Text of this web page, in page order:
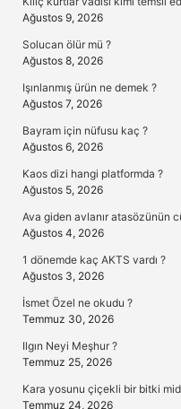
Ağustos 9, 2026
Solucan ölür mü ?
Ağustos 8, 2026
Işınlanmış ürün ne demek ?
Ağustos 7, 2026
Bayram için nüfusu kaç ?
Ağustos 6, 2026
Kaos dizi hangi platformda ?
Ağustos 5, 2026
Ava giden avlanır atasözünün
Ağustos 4, 2026
1 dönemde kaç AKTS vardı ?
Ağustos 3, 2026
İsmet Özel ne okudu ?
Temmuz 30, 2026
Ilgın Neyi Meşhur ?
Temmuz 25, 2026
Kara yosunu çiçekli bir bitki
Temmuz 24, 2026